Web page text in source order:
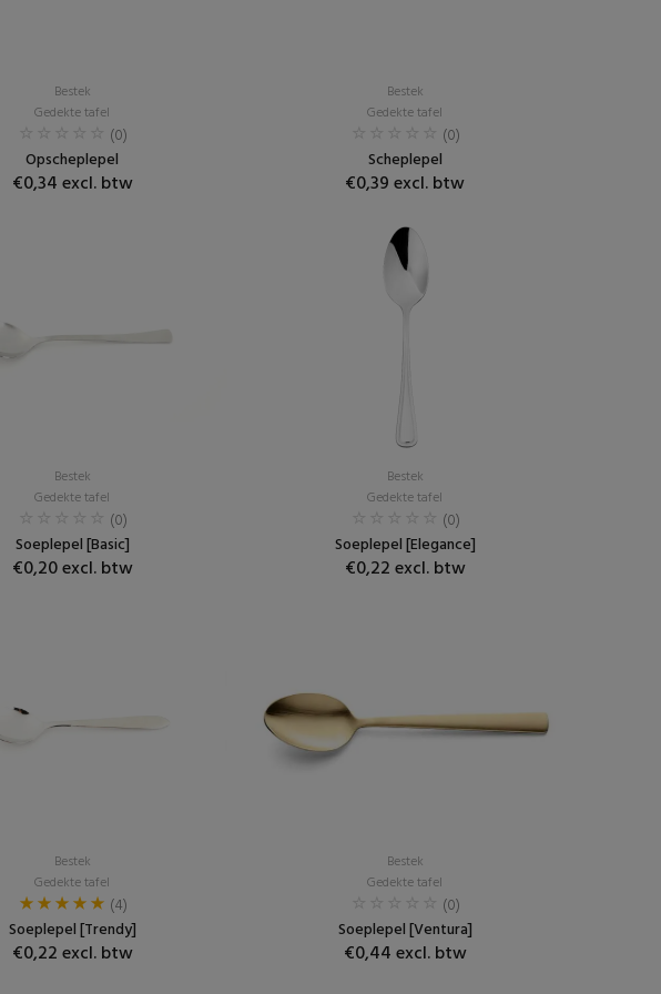
Bestek
Gedekte tafel
(0)
Opscheplepel
€0,34 excl. btw
Bestek
Gedekte tafel
(0)
Scheplepel
€0,39 excl. btw
Bestek
Gedekte tafel
(0)
Soeplepel [Basic]
€0,20 excl. btw
Bestek
Gedekte tafel
(0)
Soeplepel [Elegance]
€0,22 excl. btw
Bestek
Gedekte tafel
(4)
Soeplepel [Trendy]
€0,22 excl. btw
Bestek
Gedekte tafel
(0)
Soeplepel [Ventura]
€0,44 excl. btw